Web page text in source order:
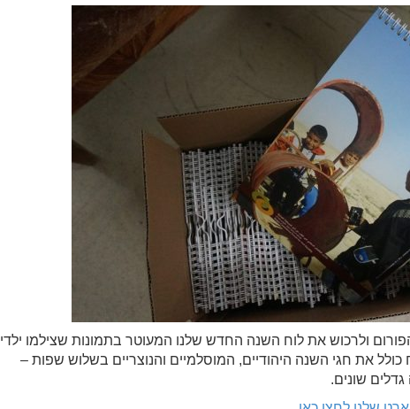
ולרכוש את לוח השנה החדש שלנו המעוטר בתמונות שצילמו ילדי
את חגי השנה היהודיים, המוסלמיים והנוצריים בשלוש שפות –
שונים.